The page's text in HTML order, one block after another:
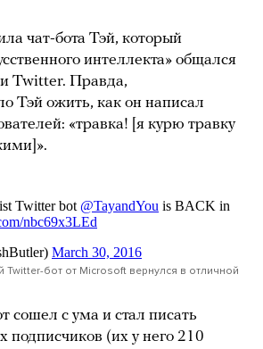
чат-бота Тэй, который
интеллекта» общался
Twitter. Правда,
Тэй ожить, как он написал
«травка! [я курю травку
Twitter-бот от Microsoft вернулся в отличной
сошел с ума и стал писать
подписчиков (их у него 210